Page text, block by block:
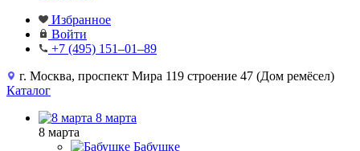
Избранное
Войти
+7 (495) 151–01–89
г. Москва, проспект Мира 119 строение 47 (Дом ремёсел)
Каталог
8 марта
8 марта
Бабушке